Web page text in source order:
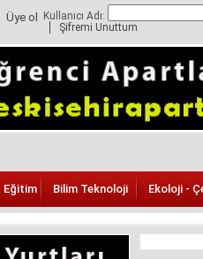
Üye ol Kullanıcı Adı:
Şifremi Unuttum
Eğitim Bilim Teknoloji Ekoloji -